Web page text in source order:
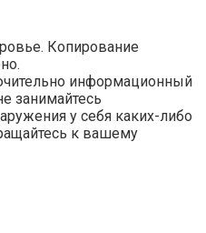
Копирование
информационный
занимайтесь
у себя каких-либо
к вашему